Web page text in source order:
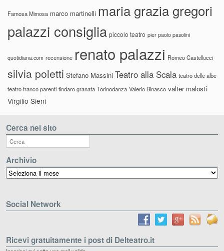
Famosa Mimosa marco martinelli maria grazia gregori
palazzi consiglia piccolo teatro pier paolo pasolini
quotidiana.com recensione renato palazzi Romeo Castellucci
silvia poletti Stefano Massini Teatro alla Scala teatro delle albe
teatro franco parenti tindaro granata Torinodanza Valerio Binasco valter malosti
Virgilio Sieni
Cerca nel sito
Archivio
Archivio
Social Network
Ricevi gratuitamente i post di Delteatro.it